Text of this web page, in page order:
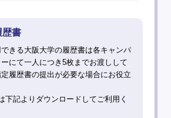
歴書
きる大阪大学の履歴書は各キャンパ
にて一人につき5枚までお渡しして
履歴書の提出が必要な場合にお役立
下記よりダウンロードしてご利用く